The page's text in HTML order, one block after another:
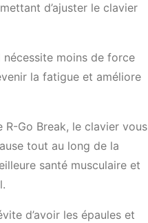
d’ajuster le clavier
moins de force
la fatigue et améliore
Go Break, le clavier vous
tout au long de la
santé musculaire et
d’avoir les épaules et